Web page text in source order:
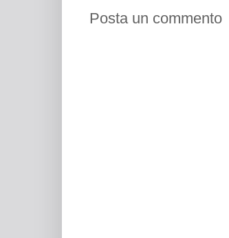
Posta un commento